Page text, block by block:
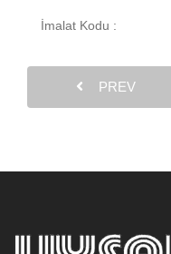
İmalat Kodu :
PREV